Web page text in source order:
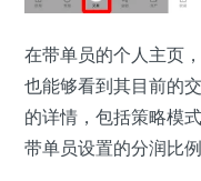
在带单员的个人主页
也能够看到其目前的
的详情，包括策略模
带单员设置的分润比例